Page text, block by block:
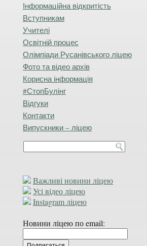
Інформаційна відкритість
Вступникам
Учителі
Освітній процес
Олімпіади Русанівського ліцею
Фото та відео архів
Корисна інформація
#СтопБулінг
Відгуки
Контакти
Випускники – ліцею
Важливі новини ліцею
Усі відео ліцею
Instagram ліцею
Новини ліцею по email: